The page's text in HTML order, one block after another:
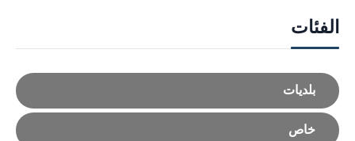
الفئات
بلديات
خاص